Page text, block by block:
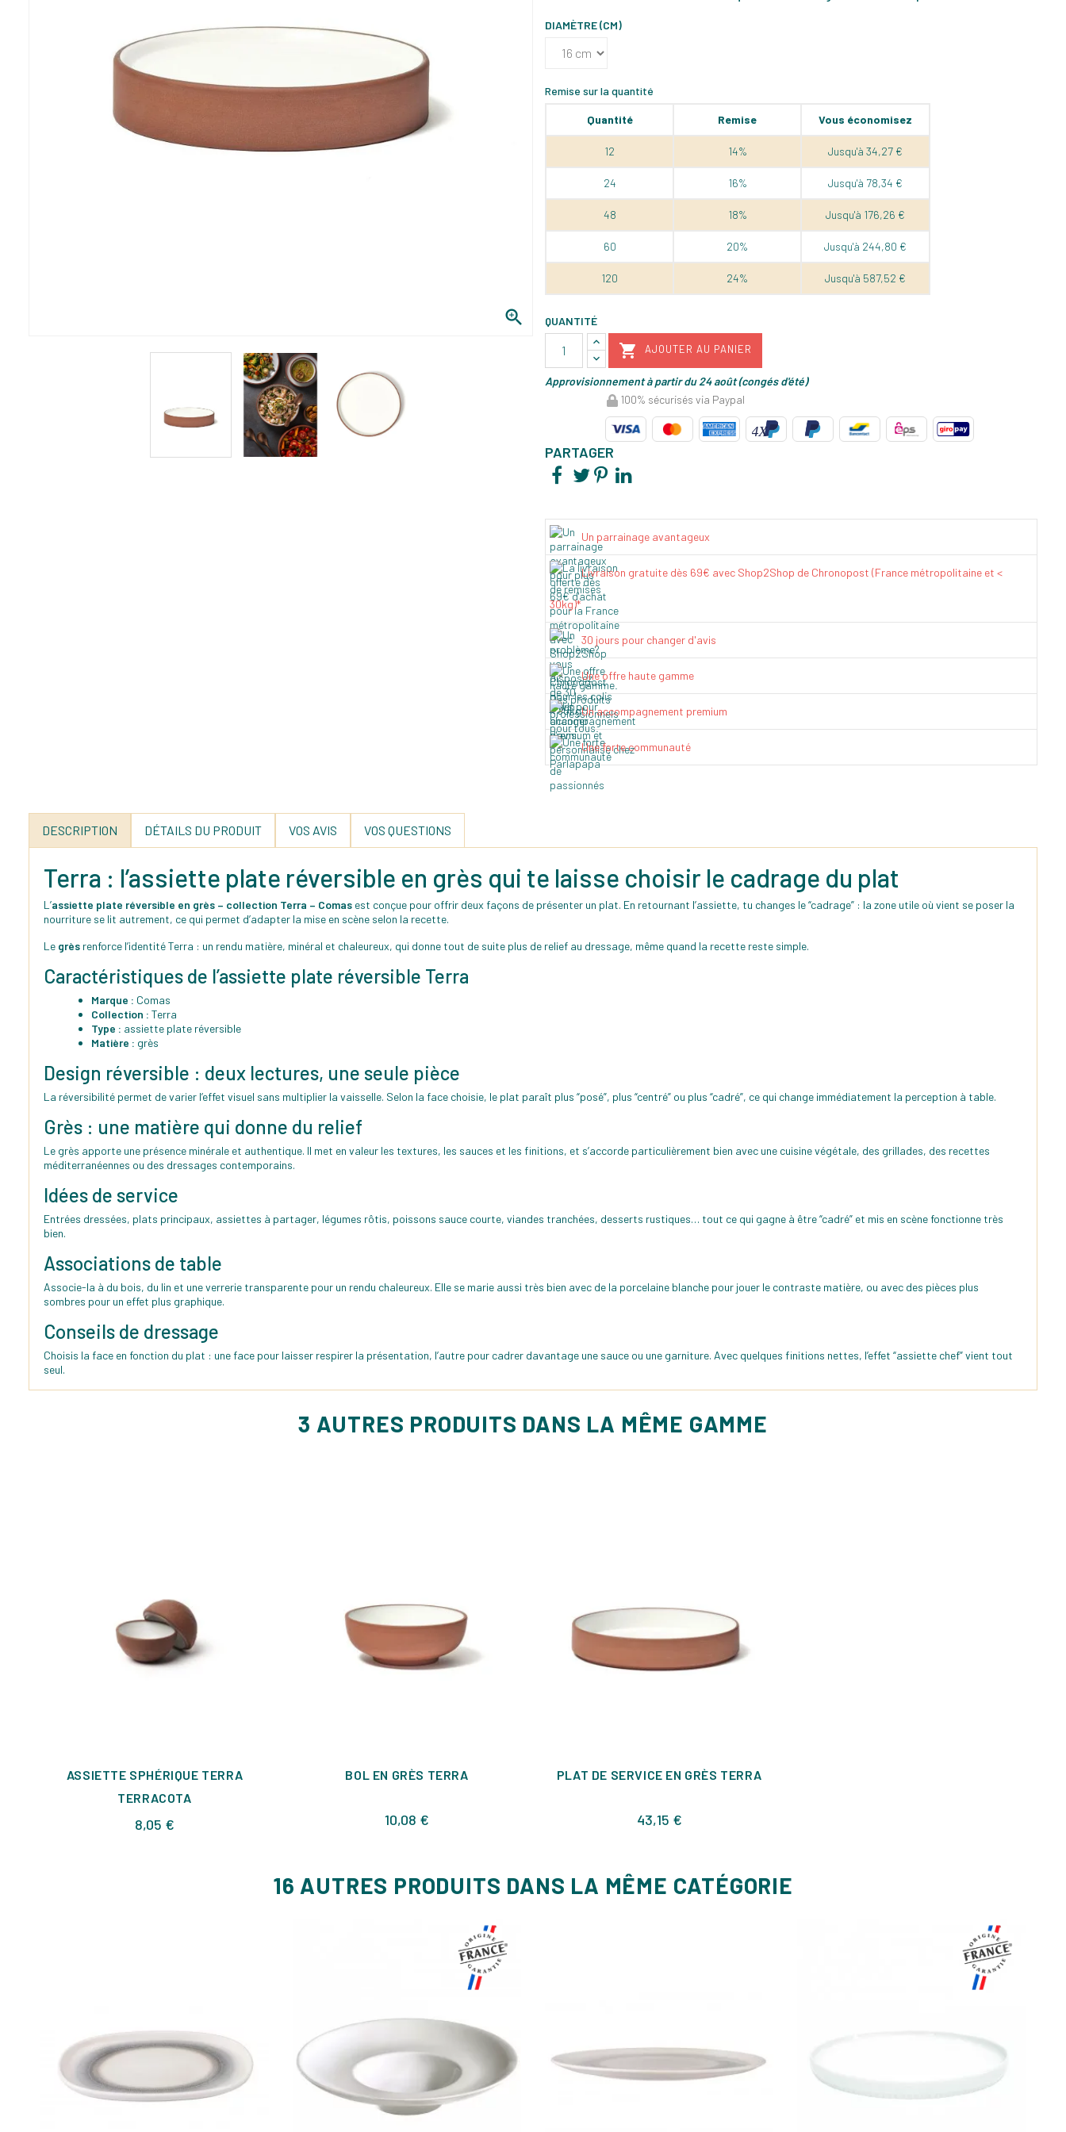

DIAMÈTRE (CM)
Remise sur la quantité
Quantité Remise Vous économisez
12 14% Jusqu'à 34,27 €
24 16% Jusqu'à 78,34 €
48 18% Jusqu'à 176,26 €
60 20% Jusqu'à 244,80 €
120 24% Jusqu'à 587,52 €
QUANTITÉ
 AJOUTER AU PANIER
Approvisionnement à partir du 24 août (congés d'été)
100% sécurisés via Paypal
PARTAGER
Un parrainage avantageux
Livraison gratuite dès 69€ avec Shop2Shop de Chronopost (France métropolitaine et <
30kg)*
30 jours pour changer d'avis
Une offre haute gamme
Un accompagnement premium
Une forte communauté
DESCRIPTION DÉTAILS DU PRODUIT VOS AVIS VOS QUESTIONS
Terra : l’assiette plate réversible en grès qui te laisse choisir le cadrage du plat
L’assiette plate réversible en grès – collection Terra – Comas est conçue pour offrir deux façons de présenter un plat. En retournant l’assiette, tu changes le “cadrage” : la zone utile où vient se poser la
nourriture se lit autrement, ce qui permet d’adapter la mise en scène selon la recette.
Le grès renforce l’identité Terra : un rendu matière, minéral et chaleureux, qui donne tout de suite plus de relief au dressage, même quand la recette reste simple.
Caractéristiques de l’assiette plate réversible Terra
Marque : Comas
Collection : Terra
Type : assiette plate réversible
Matière : grès
Design réversible : deux lectures, une seule pièce
La réversibilité permet de varier l’effet visuel sans multiplier la vaisselle. Selon la face choisie, le plat paraît plus “posé”, plus “centré” ou plus “cadré”, ce qui change immédiatement la perception à table.
Grès : une matière qui donne du relief
Le grès apporte une présence minérale et authentique. Il met en valeur les textures, les sauces et les finitions, et s’accorde particulièrement bien avec une cuisine végétale, des grillades, des recettes
méditerranéennes ou des dressages contemporains.
Idées de service
Entrées dressées, plats principaux, assiettes à partager, légumes rôtis, poissons sauce courte, viandes tranchées, desserts rustiques… tout ce qui gagne à être “cadré” et mis en scène fonctionne très
bien.
Associations de table
Associe-la à du bois, du lin et une verrerie transparente pour un rendu chaleureux. Elle se marie aussi très bien avec de la porcelaine blanche pour jouer le contraste matière, ou avec des pièces plus
sombres pour un effet plus graphique.
Conseils de dressage
Choisis la face en fonction du plat : une face pour laisser respirer la présentation, l’autre pour cadrer davantage une sauce ou une garniture. Avec quelques finitions nettes, l’effet “assiette chef” vient tout
seul.
3 AUTRES PRODUITS DANS LA MÊME GAMME
ASSIETTE SPHÉRIQUE TERRA
TERRACOTA
8,05 €
BOL EN GRÈS TERRA
10,08 €
PLAT DE SERVICE EN GRÈS TERRA
43,15 €Prix
16 AUTRES PRODUITS DANS LA MÊME CATÉGORIE